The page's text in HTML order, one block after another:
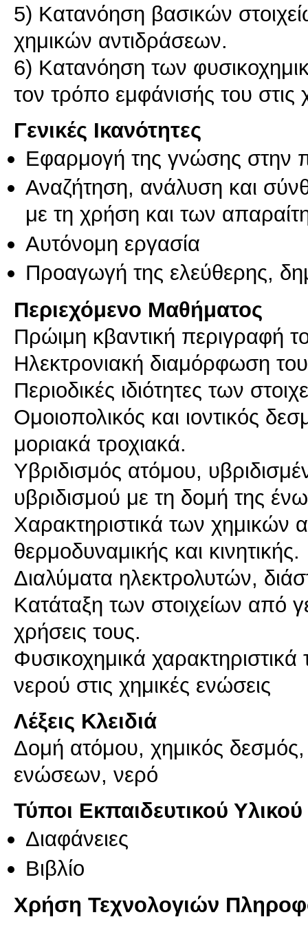
5) Κατανόηση βασικών
χημικών αντιδράσεων.
6) Κατανόηση των
Γενικές Ικανότητες
Εφαρμογή της γνώσης στην
Αναζήτηση, ανάλυση και
με τη χρήση και των
Αυτόνομη εργασία
Προαγωγή της ελεύθερης,
Περιεχόμενο Μαθήματος
Πρώιμη κβαντική περιγραφή
Ηλεκτρονιακή διαμόρφωση
Περιοδικές ιδιότητες των
Ομοιοπολικός και ιοντικός
μοριακά τροχιακά.
Υβριδισμός ατόμου,
υβριδισμού με τη δομή της
Χαρακτηριστικά των χημικών
θερμοδυναμικής και κινητικής.
Διαλύματα ηλεκτρολυτών,
Κατάταξη των στοιχείων από
χρήσεις τους.
Φυσικοχημικά
Λέξεις Κλειδιά
Δομή ατόμου, χημικός
ενώσεων, νερό
Τύποι Εκπαιδευτικού Υλικού
Διαφάνειες
Βιβλίο
Χρήση Τεχνολογιών